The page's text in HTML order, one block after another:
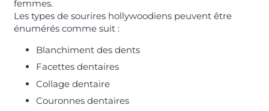
femmes.
Les types de sourires hollywoodiens peuvent être
énumérés comme suit :
Blanchiment des dents
Facettes dentaires
Collage dentaire
Couronnes dentaires